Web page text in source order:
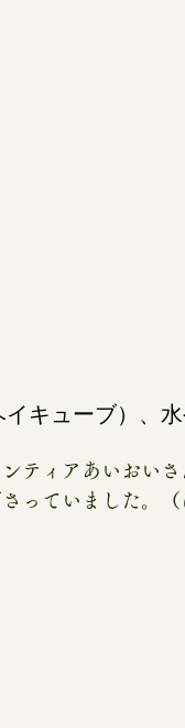
キューブ）、水
ティアあいおい
っていました。